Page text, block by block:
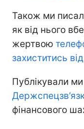
Також ми
як від нього
жертвою
захиститись
Публікували
фінансового